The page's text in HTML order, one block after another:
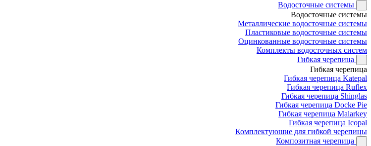
Водосточные системы
Водосточные системы
Металлические водосточные системы
Пластиковые водосточные системы
Оцинкованные водосточные системы
Комплекты водосточных систем
Гибкая черепица
Гибкая черепица
Гибкая черепица Katepal
Гибкая черепица Ruflex
Гибкая черепица Shinglas
Гибкая черепица Docke Pie
Гибкая черепица Malarkey
Гибкая черепица Icopal
Комплектующие для гибкой черепицы
Композитная черепица